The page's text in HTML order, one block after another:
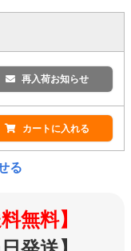
再入荷お知らせ
カートに入れる
る
無料】